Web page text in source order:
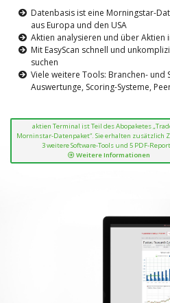
Datenbasis ist eine Morningstar-
aus Europa und den USA
Aktien analysieren und über Aktien
Mit EasyScan schnell und
suchen
Viele weitere Tools: Branchen- und
Auswertunge, Scoring-Systeme,
aktien Terminal ist Teil des Abopaketes
Morninstar-Datenpaket“. Sie erhalten zusätzlich
3 weitere Software-Tools und 5 PDF-
Weitere Informationen